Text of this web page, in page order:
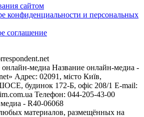
сайтом
конфиденциальности и персональных
соглашение
онлайн-медиа Название онлайн-медиа -
Адрес: 02091, місто Київ,
будинок 172-Б, офіс 208/1 E-mail:
Телефон: 044-205-43-00
- R40-06068
материалов, размещённых на